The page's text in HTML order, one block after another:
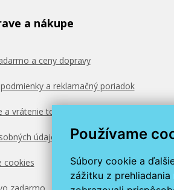
Používame
Súbory cookie a
zážitku z
a nákupe
a ceny dopravy
a reklamačný poriadok
a vrátenie tovaru
údajov
cookies